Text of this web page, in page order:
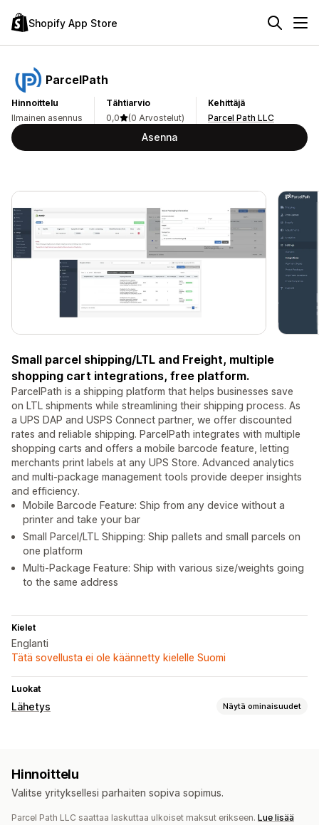
Shopify App Store
ParcelPath
Hinnoittelu
Ilmainen asennus
Tähtiarvio
0,0
(0 Arvostelut)
Kehittäjä
Parcel Path LLC
Asenna
Small parcel shipping/LTL and Freight, multiple
shopping cart integrations, free platform.
ParcelPath is a shipping platform that helps businesses save
on LTL shipments while streamlining their shipping process. As
a UPS DAP and USPS Connect partner, we offer discounted
rates and reliable shipping. ParcelPath integrates with multiple
shopping carts and offers a mobile barcode feature, letting
merchants print labels at any UPS Store. Advanced analytics
and multi-package management tools provide deeper insights
and efficiency.
Mobile Barcode Feature: Ship from any device without a
printer and take your bar
Small Parcel/LTL Shipping: Ship pallets and small parcels on
one platform
Multi-Package Feature: Ship with various size/weights going
to the same address
Kielet
Englanti
Tätä sovellusta ei ole käännetty kielelle Suomi
Luokat
Lähetys Näytä ominaisuudet
Pakkausluettelot
Toimitusvakuutus
Tilausten synkronointi
Kuljetuspalvelun valinta Toimitushinnat
Hinnoittelu
Valitse yrityksellesi parhaiten sopiva sopimus.
Parcel Path LLC saattaa laskuttaa ulkoiset maksut erikseen. Lue lisää